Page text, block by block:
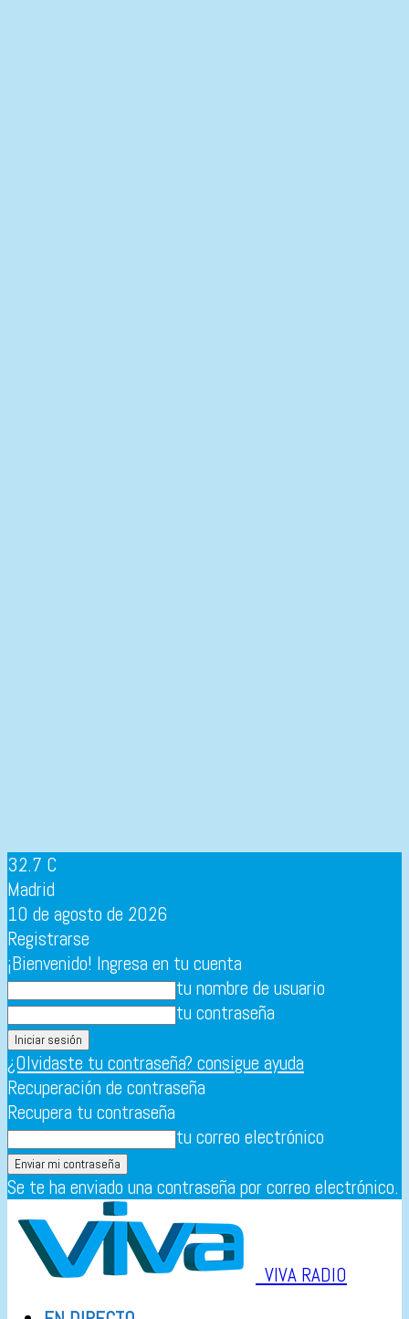
32.7 C
Madrid
10 de agosto de 2026
Registrarse
¡Bienvenido! Ingresa en tu cuenta
tu nombre de usuario
tu contraseña
¿Olvidaste tu contraseña? consigue ayuda
Recuperación de contraseña
Recupera tu contraseña
tu correo electrónico
Se te ha enviado una contraseña por correo electrónico.
VIVA RADIO